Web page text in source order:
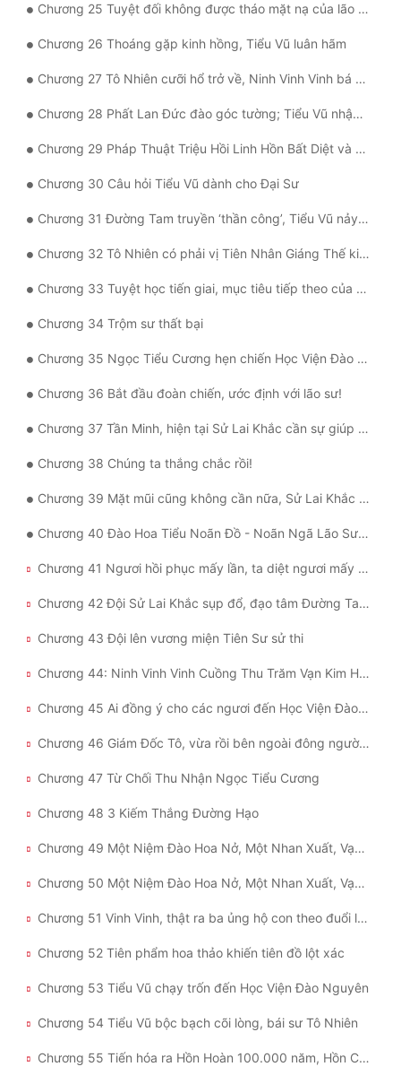
Chương 25 Tuyệt đối không được tháo mặt nạ của lão sư, việc đó sẽ dẫn đến hậu quả rất đáng sợ
Chương 26 Thoáng gặp kinh hồng, Tiểu Vũ luân hãm
Chương 27 Tô Nhiên cưỡi hổ trở về, Ninh Vinh Vinh bá khí hộ sư
Chương 28 Phất Lan Đức đào góc tường; Tiểu Vũ nhập ma
Chương 29 Pháp Thuật Triệu Hồi Linh Hồn Bất Diệt và Khí Cụ Âm Phủ Ngàn Tiếng Kêu
Chương 30 Câu hỏi Tiểu Vũ dành cho Đại Sư
Chương 31 Đường Tam truyền ‘thần công’, Tiểu Vũ nảy ý rời đi
Chương 32 Tô Nhiên có phải vị Tiên Nhân Giáng Thế kia không?
Chương 33 Tuyệt học tiến giai, mục tiêu tiếp theo của Vinh Vinh: Kim Cương Lưu Ly
Chương 34 Trộm sư thất bại
Chương 35 Ngọc Tiểu Cương hẹn chiến Học Viện Đào Nguyên
Chương 36 Bắt đầu đoàn chiến, ước định với lão sư!
Chương 37 Tần Minh, hiện tại Sử Lai Khắc cần sự giúp đỡ của ngươi!
Chương 38 Chúng ta thắng chắc rồi!
Chương 39 Mặt mũi cũng không cần nữa, Sử Lai Khắc hợp nhất Đội Hoàng Đấu
Chương 40 Đào Hoa Tiểu Noãn Đồ - Noãn Ngã Lão Sư Nhất Vạn Niên
Chương 41 Ngươi hồi phục mấy lần, ta diệt ngươi mấy lần
Chương 42 Đội Sử Lai Khắc sụp đổ, đạo tâm Đường Tam vỡ nát
Chương 43 Đội lên vương miện Tiên Sư sử thi
Chương 44: Ninh Vinh Vinh Cuồng Thu Trăm Vạn Kim Hồn Tệ!
Chương 45 Ai đồng ý cho các ngươi đến Học Viện Đào Nguyên làm lão sư?
Chương 46 Giám Đốc Tô, vừa rồi bên ngoài đông người, bây giờ Cương Tử quỳ xuống với ngài
Chương 47 Từ Chối Thu Nhận Ngọc Tiểu Cương
Chương 48 3 Kiếm Thắng Đường Hạo
Chương 49 Một Niệm Đào Hoa Nở, Một Nhan Xuất, Vạn Vật Sinh (Thượng)
Chương 50 Một Niệm Đào Hoa Nở, Một Nhan Xuất, Vạn Vật Sinh (Hạ)
Chương 51 Vinh Vinh, thật ra ba ủng hộ con theo đuổi lão sư
Chương 52 Tiên phẩm hoa thảo khiến tiên đồ lột xác
Chương 53 Tiểu Vũ chạy trốn đến Học Viện Đào Nguyên
Chương 54 Tiểu Vũ bộc bạch cõi lòng, bái sư Tô Nhiên
Chương 55 Tiến hóa ra Hồn Hoàn 100.000 năm, Hồn Cốt, Lĩnh Vực Hồng Trần Tiên Đài Bạch Ngọc Kinh